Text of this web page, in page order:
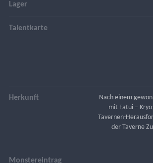
Lager
Talentkarte
Herkunft
Nach einem
mit Fatui –
Tavernen-
der Taverne
Monstereintrag